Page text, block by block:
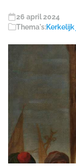
26 april 2024
Thema's:Kerkelijk